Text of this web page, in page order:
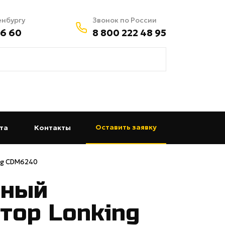
60
Звонок по России
8 800 222 48 95
(current)Контакты (current)Оставить заявку
CDM6240
Lonking